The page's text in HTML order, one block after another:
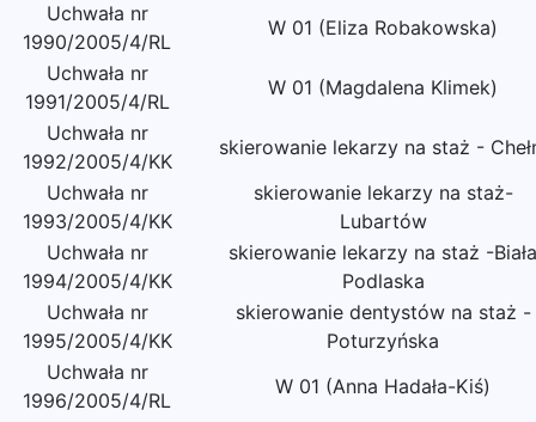
Uchwała nr
1990/2005/4/RL
W 01 (Eliza Robakowska)
Uchwała nr
1991/2005/4/RL
W 01 (Magdalena Klimek)
Uchwała nr
1992/2005/4/KK
skierowanie lekarzy na staż -
Uchwała nr
1993/2005/4/KK
skierowanie lekarzy na staż-
Lubartów
Uchwała nr
1994/2005/4/KK
skierowanie lekarzy na staż -Biała
Podlaska
Uchwała nr
1995/2005/4/KK
skierowanie dentystów na staż -
Poturzyńska
Uchwała nr
1996/2005/4/RL
W 01 (Anna Hadała-Kiś)